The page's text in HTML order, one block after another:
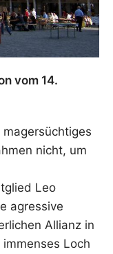
vom 14.
nicht, um
Leo
agressive
Allianz in
Loch